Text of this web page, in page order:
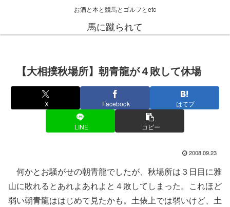
お酒と本と競馬とゴルフとetc
馬に蹴られて
【大相撲秋場所】朝青龍が４敗して休場
X Facebook はてブ
LINE コピー
2008.09.23
何かとお騒がせの朝青龍でしたが、秋場所は３日目に雅
山に敗れるとあれよあれよと４敗してしまった。これほど
弱い朝青龍ははじめて見たかも。土俵上では弱いけど、土